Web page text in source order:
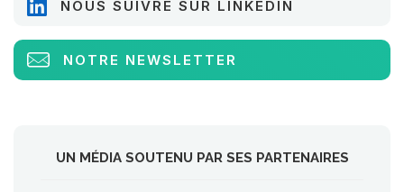
NOUS SUIVRE SUR LINKEDIN
NOTRE NEWSLETTER
UN MÉDIA SOUTENU PAR SES PARTENAIRES